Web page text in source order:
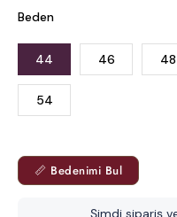
Beden
44 46 48
54
📏 Bedenimi Bul
Şimdi sipariş